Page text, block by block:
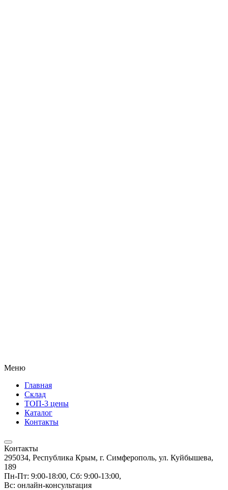
Меню
Главная
Склад
ТОП-3 цены
Каталог
Контакты
Контакты
295034, Республика Крым, г. Симферополь, ул. Куйбышева,
189
Пн-Пт: 9:00-18:00, Сб: 9:00-13:00,
Вс: онлайн-консультация